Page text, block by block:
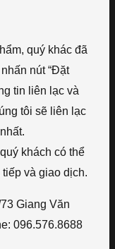
quý khác đã
nút “Đặt
tin liên lạc và
tôi sẽ liên lạc
khách có thể
và giao dịch.
Giang Văn
096.576.8688